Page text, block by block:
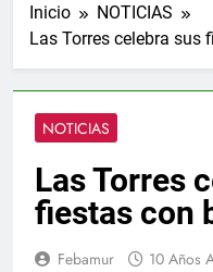
Inicio
NOTICIAS
Las Torres celebra sus
NOTICIAS
Las Torres
fiestas con
Febamur 10 Años